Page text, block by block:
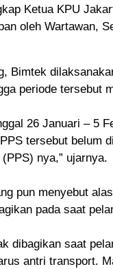
Ketua KPU
oleh Wartawan,
Bimtek
periode tersebut
26 Januari – 5
tersebut belum
nya,” ujarnya.
pun menyebut
pada saat
dibagikan saat
antri transport.